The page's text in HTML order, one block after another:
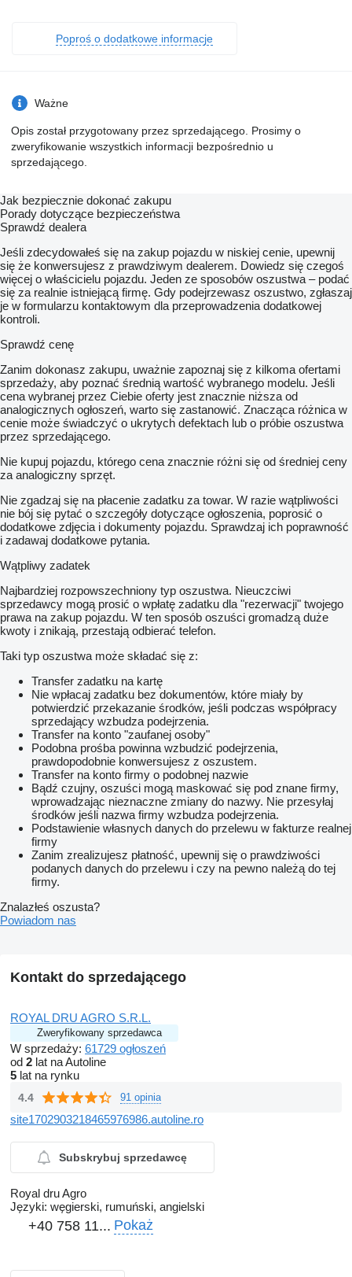
Poproś o dodatkowe informacje
Ważne
Opis został przygotowany przez sprzedającego. Prosimy o
zweryfikowanie wszystkich informacji bezpośrednio u
sprzedającego.
Jak bezpiecznie dokonać zakupu
Porady dotyczące bezpieczeństwa
Sprawdź dealera
Jeśli zdecydowałeś się na zakup pojazdu w niskiej cenie, upewnij
się że konwersujesz z prawdziwym dealerem. Dowiedz się czegoś
więcej o właścicielu pojazdu. Jeden ze sposobów oszustwa – podać
się za realnie istniejącą firmę. Gdy podejrzewasz oszustwo, zgłaszaj
je w formularzu kontaktowym dla przeprowadzenia dodatkowej
kontroli.
Sprawdź cenę
Zanim dokonasz zakupu, uważnie zapoznaj się z kilkoma ofertami
sprzedaży, aby poznać średnią wartość wybranego modelu. Jeśli
cena wybranej przez Ciebie oferty jest znacznie niższa od
analogicznych ogłoszeń, warto się zastanowić. Znacząca różnica w
cenie może świadczyć o ukrytych defektach lub o próbie oszustwa
przez sprzedającego.
Nie kupuj pojazdu, którego cena znacznie różni się od średniej ceny
za analogiczny sprzęt.
Nie zgadzaj się na płacenie zadatku za towar. W razie wątpliwości
nie bój się pytać o szczegóły dotyczące ogłoszenia, poprosić o
dodatkowe zdjęcia i dokumenty pojazdu. Sprawdzaj ich poprawność
i zadawaj dodatkowe pytania.
Wątpliwy zadatek
Najbardziej rozpowszechniony typ oszustwa. Nieuczciwi
sprzedawcy mogą prosić o wpłatę zadatku dla "rezerwacji" twojego
prawa na zakup pojazdu. W ten sposób oszuści gromadzą duże
kwoty i znikają, przestają odbierać telefon.
Taki typ oszustwa może składać się z:
Transfer zadatku na kartę
Nie wpłacaj zadatku bez dokumentów, które miały by
potwierdzić przekazanie środków, jeśli podczas współpracy
sprzedający wzbudza podejrzenia.
Transfer na konto "zaufanej osoby"
Podobna prośba powinna wzbudzić podejrzenia,
prawdopodobnie konwersujesz z oszustem.
Transfer na konto firmy o podobnej nazwie
Bądź czujny, oszuści mogą maskować się pod znane firmy,
wprowadzając nieznaczne zmiany do nazwy. Nie przesyłaj
środków jeśli nazwa firmy wzbudza podejrzenia.
Podstawienie własnych danych do przelewu w fakturze realnej
firmy
Zanim zrealizujesz płatność, upewnij się o prawdziwości
podanych danych do przelewu i czy na pewno należą do tej
firmy.
Znalazłeś oszusta?
Powiadom nas
Kontakt do sprzedającego
ROYAL DRU AGRO S.R.L.
Zweryfikowany sprzedawca
W sprzedaży: 61729 ogłoszeń
od 2 lat na Autoline
5 lat na rynku
4.4 91 opinia
site1702903218465976986.autoline.ro
Subskrybuj sprzedawcę
Royal dru Agro
Języki: węgierski, rumuński, angielski
+40 758 11... Pokaż